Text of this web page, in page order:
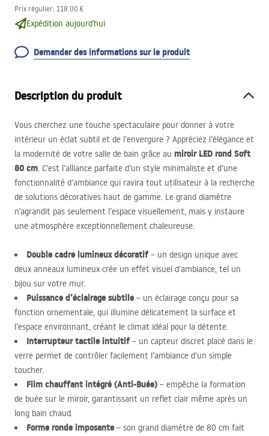
Prix régulier: 118.00 €
Expédition aujourd'hui
Demander des informations sur le produit
Description du produit
Vous cherchez une touche spectaculaire pour donner à votre
intérieur un éclat subtil et de l’envergure ? Appréciez l’élégance et
la modernité de votre salle de bain grâce au miroir LED rond Soft
80 cm. C’est l’alliance parfaite d’un style minimaliste et d’une
fonctionnalité d’ambiance qui ravira tout utilisateur à la recherche
de solutions décoratives haut de gamme. Le grand diamètre
n’agrandit pas seulement l’espace visuellement, mais y instaure
une atmosphère exceptionnellement chaleureuse.
Double cadre lumineux décoratif – un design unique avec
deux anneaux lumineux crée un effet visuel d’ambiance, tel un
bijou sur votre mur.
Puissance d’éclairage subtile – un éclairage conçu pour sa
fonction ornementale, qui illumine délicatement la surface et
l’espace environnant, créant le climat idéal pour la détente.
Interrupteur tactile intuitif – un capteur discret placé dans le
verre permet de contrôler facilement l’ambiance d’un simple
toucher.
Film chauffant intégré (Anti-Buée) – empêche la formation
de buée sur le miroir, garantissant un reflet clair même après un
long bain chaud.
Forme ronde imposante – son grand diamètre de 80 cm fait